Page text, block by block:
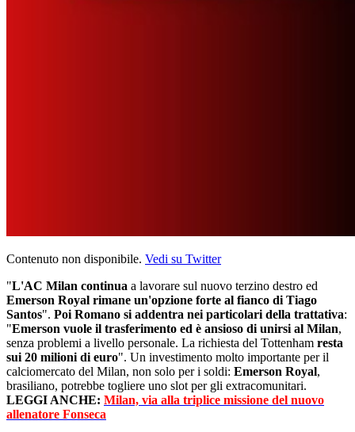
Contenuto non disponibile. Vedi su Twitter
"L'AC Milan continua a lavorare sul nuovo terzino destro ed
Emerson Royal rimane un'opzione forte al fianco di Tiago
Santos". Poi Romano si addentra nei particolari della trattativa:
"Emerson vuole il trasferimento ed è ansioso di unirsi al Milan,
senza problemi a livello personale. La richiesta del Tottenham resta
sui 20 milioni di euro". Un investimento molto importante per il
calciomercato del Milan, non solo per i soldi: Emerson Royal,
brasiliano, potrebbe togliere uno slot per gli extracomunitari.
LEGGI ANCHE: Milan, via alla triplice missione del nuovo
allenatore Fonseca